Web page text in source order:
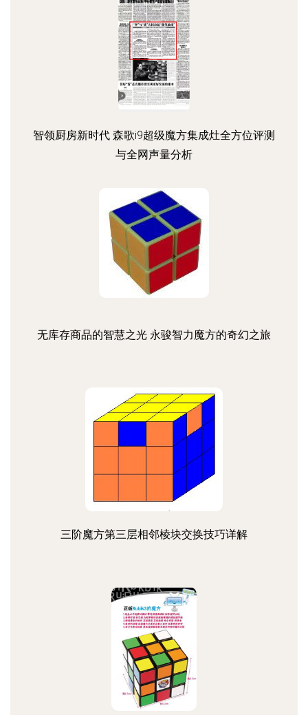
智领厨房新时代 森歌i9超级魔方集成灶全方位评测
与全网声量分析
无库存商品的智慧之光 永骏智力魔方的奇幻之旅
三阶魔方第三层相邻棱块交换技巧详解